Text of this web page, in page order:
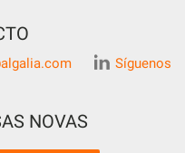
Síguenos
NOVAS